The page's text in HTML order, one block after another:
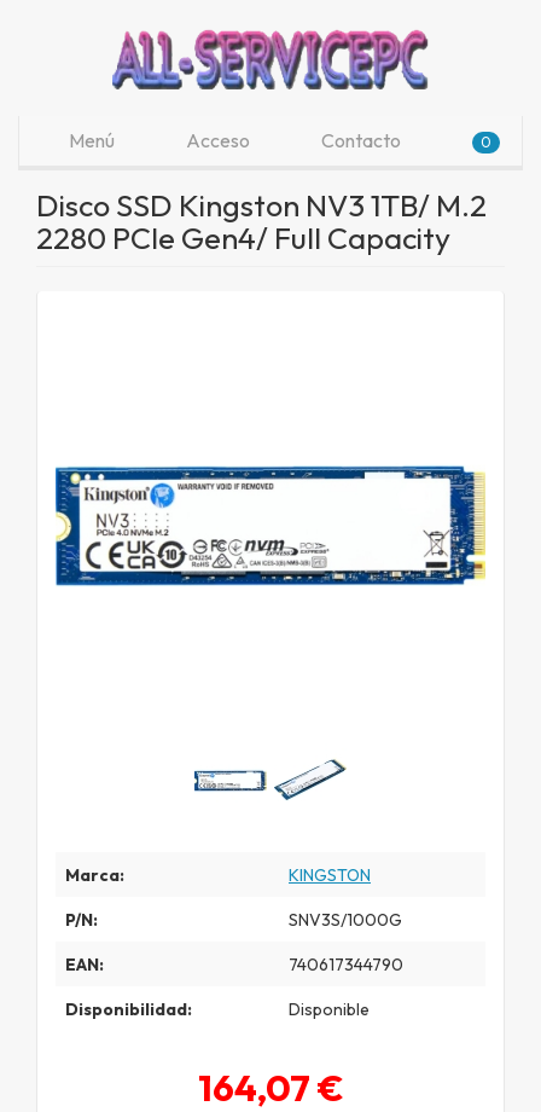
Menú Acceso Contacto 0
Disco SSD Kingston NV3 1TB/ M.2
2280 PCIe Gen4/ Full Capacity
Marca: KINGSTON
P/N: SNV3S/1000G
EAN: 740617344790
Disponibilidad: Disponible
164,07 €